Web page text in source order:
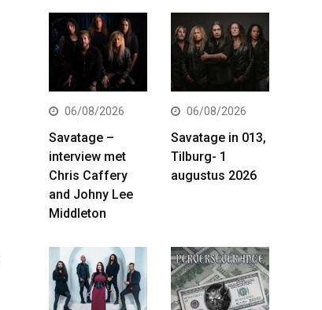
06/08/2026
Savatage –
interview met
Chris Caffery
and Johny Lee
Middleton
06/08/2026
Savatage in 013,
Tilburg- 1
augustus 2026